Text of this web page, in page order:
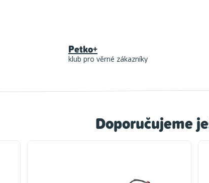
Doporučujeme
Petko+
klub pro věrné zákazníky